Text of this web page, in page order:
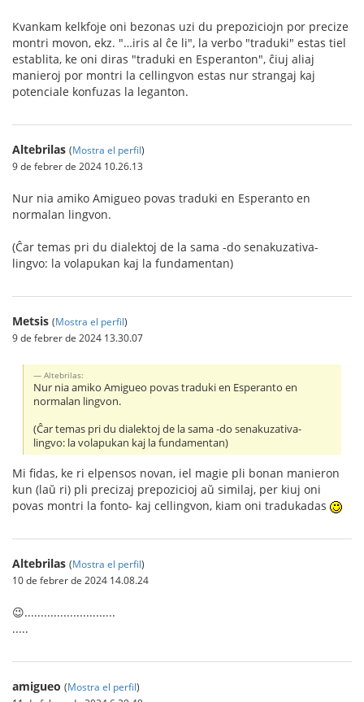
Kvankam kelkfoje oni bezonas uzi du prepoziciojn por precize
montri movon, ekz. "…iris al ĉe li", la verbo "traduki" estas tiel
establita, ke oni diras "traduki en Esperanton", ĉiuj aliaj
manieroj por montri la cellingvon estas nur strangaj kaj
potenciale konfuzas la leganton.
Altebrilas (Mostra el perfil)
9 de febrer de 2024 10.26.13
Nur nia amiko Amigueo povas traduki en Esperanto en
normalan lingvon.
(Ĉar temas pri du dialektoj de la sama -do senakuzativa-
lingvo: la volapukan kaj la fundamentan)
Metsis (Mostra el perfil)
9 de febrer de 2024 13.30.07
Altebrilas:
Nur nia amiko Amigueo povas traduki en Esperanto en
normalan lingvon.
(Ĉar temas pri du dialektoj de la sama -do senakuzativa-
lingvo: la volapukan kaj la fundamentan)
Mi fidas, ke ri elpensos novan, iel magie pli bonan manieron
kun (laŭ ri) pli precizaj prepozicioj aŭ similaj, per kiuj oni
povas montri la fonto- kaj cellingvon, kiam oni tradukadas
Altebrilas (Mostra el perfil)
10 de febrer de 2024 14.08.24
😉............................
.....
amigueo (Mostra el perfil)